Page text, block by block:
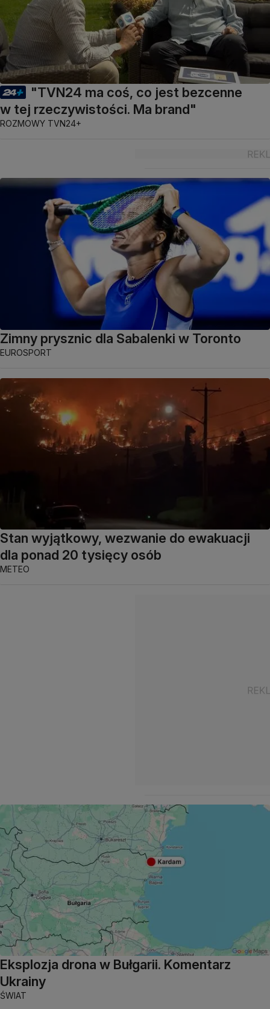
"TVN24 ma coś, co jest bezcenne
w tej rzeczywistości. Ma brand"
ROZMOWY TVN24+
Zimny prysznic dla Sabalenki w Toronto
EUROSPORT
Stan wyjątkowy, wezwanie do ewakuacji
dla ponad 20 tysięcy osób
METEO
Eksplozja drona w Bułgarii. Komentarz
Ukrainy
ŚWIAT